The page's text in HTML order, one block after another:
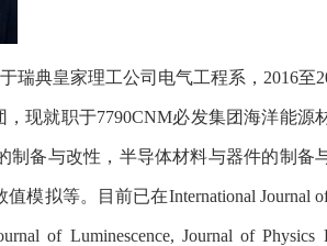
瑞典皇家理工公司电气工程系， 2016至
，现就职于7790CNM必发集团海洋能源
备与改性，半导体材料与器件的制备
值模拟等。目前已在International Journal
of Luminescence, Journal of Physics